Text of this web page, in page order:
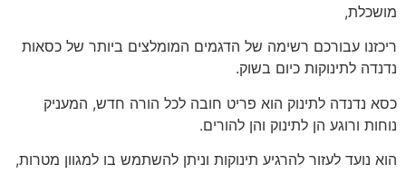
מושכלת,
ריכזנו עבורכם רשימה של הדגמים המומלצים ביותר של כסאות
נדנדה לתינוקות כיום בשוק.
כסא נדנדה לתינוק הוא פריט חובה לכל הורה חדש, המעניק
נוחות ורוגע הן לתינוק והן להורים.
הוא נועד לעזור להרגיע תינוקות וניתן להשתמש בו למגוון מטרות,